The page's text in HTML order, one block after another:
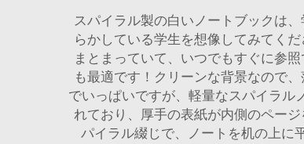
スパイラル製の白いノートブックは
らかしている学生を想像してみてく
まとまっていて、いつでもすぐに参
も最適です！クリーンな背景なので
でいっぱいですが、軽量なスパイラル
れており、厚手の表紙が内側のペー
パイラル綴じで、ノートを机の上に